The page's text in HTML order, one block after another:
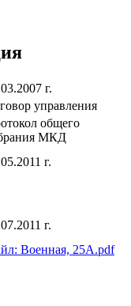
г.
управления
общего
МКД
г.
г.
Военная, 25А.pdf